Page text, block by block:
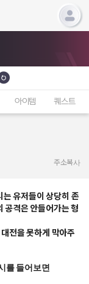
아이템 퀘스트
주소복사
유저들이 상당히 존
공격은 안들어가는 형
전을 못하게 막아주
를 들어보면